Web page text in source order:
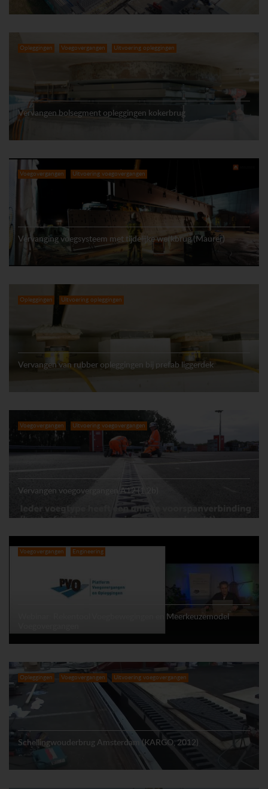
Opleggingen Voegovergangen Uitvoering opleggingen
Vervangen bolsegment opleggingen kokerbrug
Voegovergangen Uitvoering voegovergangen
Vervanging voegsysteem met tijdelijke werkbrug (Maurer)
Opleggingen Uitvoering opleggingen
Vervangen van rubber opleggingen bij prefab liggerdek
Voegovergangen Uitvoering voegovergangen
Vervangen voegovergangen A12 (1.2b)
Voegovergangen Engineering
Webinar: Rekentool Voegbewegingen en Meerkeuzemodel
Opleggingen Voegovergangen Uitvoering voegovergangen
Schellingwouderbrug Amsterdam (KARGO, 2012)